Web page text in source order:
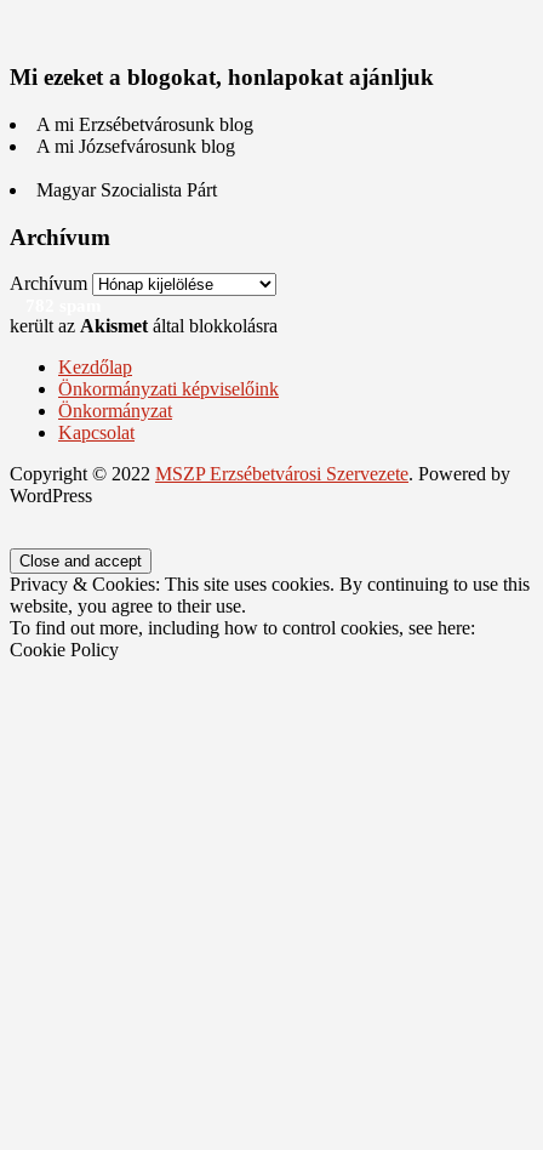
Mi ezeket a blogokat, honlapokat ajánljuk
A mi Erzsébetvárosunk blog
A mi Józsefvárosunk blog
Magyar Szocialista Párt
Archívum
Archívum
került az Akismetáltal blokkolásra
Kezdőlap
Önkormányzati képviselőink
Önkormányzat
Kapcsolat
Copyright © 2022 MSZP Erzsébetvárosi Szervezete. Powered by
WordPress
Privacy & Cookies: This site uses cookies. By continuing to use this
website, you agree to their use.
To find out more, including how to control cookies, see here:
Cookie Policy